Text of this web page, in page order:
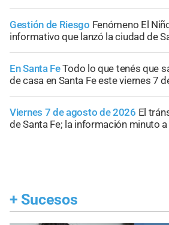
Gestión de Riesgo Fenómeno El
informativo que lanzó la ciudad de
En Santa FeTodo lo que tenés que
de casa en Santa Fe este viernes 7
Viernes 7 de agosto de 2026 El
de Santa Fe; la información minuto
+ Sucesos